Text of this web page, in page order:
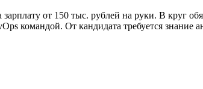
зарплату от 150 тыс. рублей на руки. В круг
командой. От кандидата требуется